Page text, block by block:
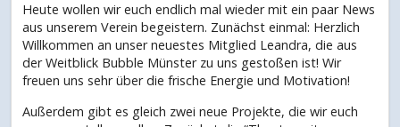
Heute wollen wir euch endlich mal wieder mit ein paar News
aus unserem Verein begeistern. Zunächst einmal: Herzlich
Willkommen an unser neuestes Mitglied Leandra, die aus
der Weitblick Bubble Münster zu uns gestoßen ist! Wir
freuen uns sehr über die frische Energie und Motivation!
Außerdem gibt es gleich zwei neue Projekte, die wir euch